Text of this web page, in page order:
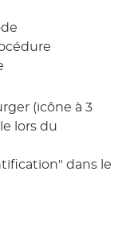
(icône à 3
lors du
dans le